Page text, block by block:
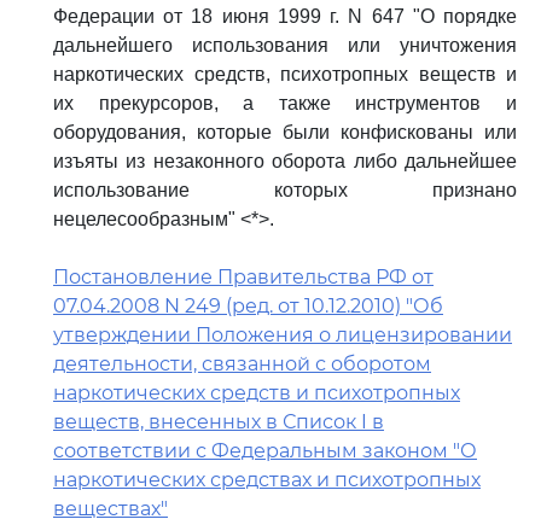
Федерации от 18 июня 1999 г. N 647 "О порядке
дальнейшего использования или уничтожения
наркотических средств, психотропных веществ и
их прекурсоров, а также инструментов и
оборудования, которые были конфискованы или
изъяты из незаконного оборота либо дальнейшее
использование которых признано
нецелесообразным" <*>.
Постановление Правительства РФ от
07.04.2008 N 249 (ред. от 10.12.2010) "Об
утверждении Положения о лицензировании
деятельности, связанной с оборотом
наркотических средств и психотропных
веществ, внесенных в Список I в
соответствии с Федеральным законом "О
наркотических средствах и психотропных
веществах"